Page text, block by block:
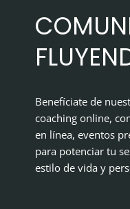
Benefíciate de
coaching online,
en línea, eventos
para potenciar tu
estilo de vida y